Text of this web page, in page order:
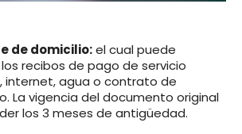
de domicilio:el cual puede
recibos de pago de servicio
internet, agua o contrato de
La vigencia del documento original
los 3 meses de antigüedad.